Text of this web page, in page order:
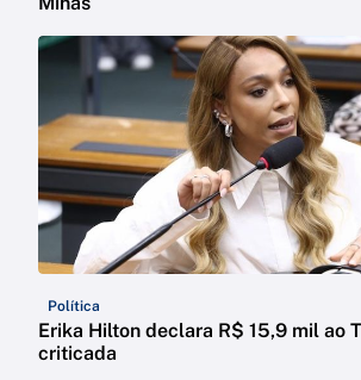
Política
Erika Hilton declara R$ 15,9 mil ao
criticada